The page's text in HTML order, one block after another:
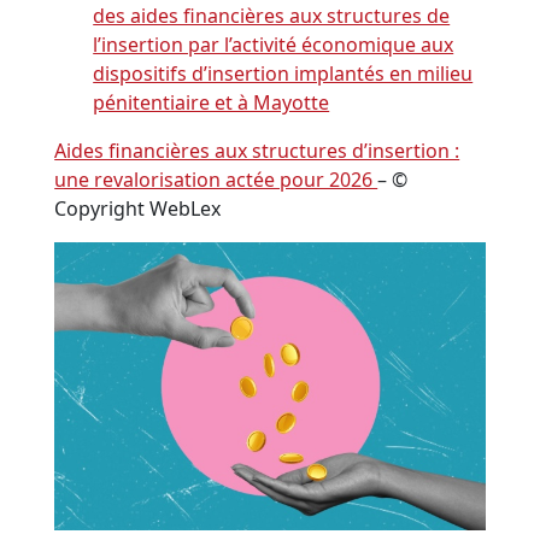
des aides financières aux structures de
l’insertion par l’activité économique aux
dispositifs d’insertion implantés en milieu
pénitentiaire et à Mayotte
Aides financières aux structures d’insertion :
une revalorisation actée pour 2026– ©
Copyright WebLex